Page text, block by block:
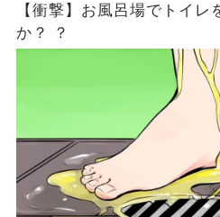
【衝撃】お風呂場でトイ
か？ ？